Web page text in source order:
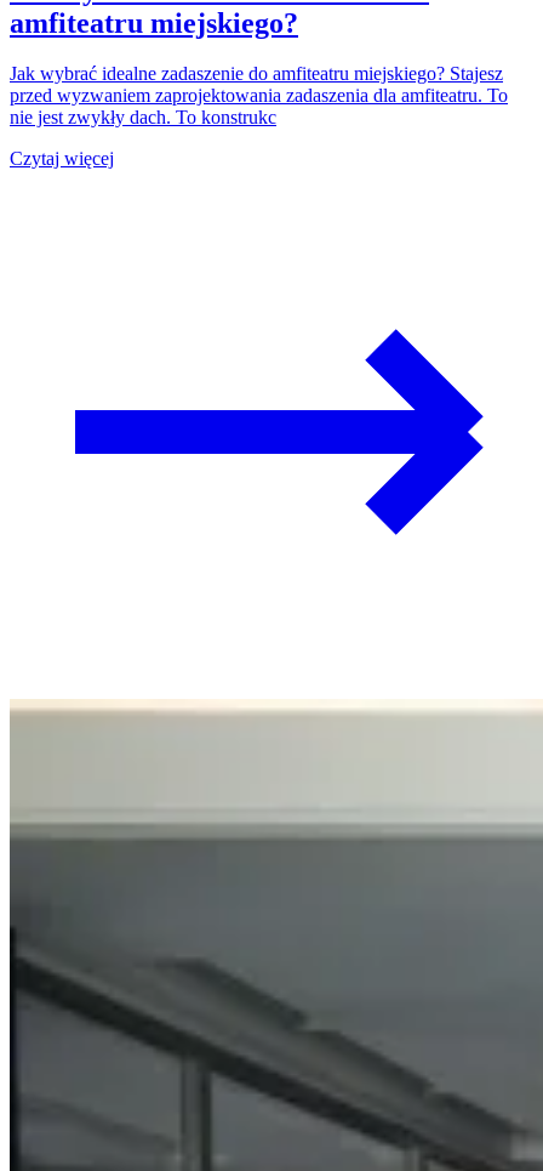
amfiteatru miejskiego?
Jak wybrać idealne zadaszenie do amfiteatru miejskiego? Stajesz
przed wyzwaniem zaprojektowania zadaszenia dla amfiteatru. To
nie jest zwykły dach. To konstrukc
Czytaj więcej